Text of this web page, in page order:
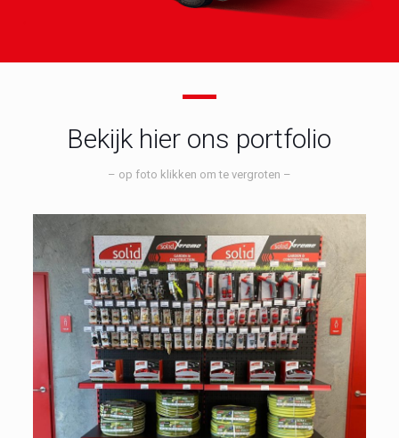
Bekijk hier ons portfolio
– op foto klikken om te vergroten –